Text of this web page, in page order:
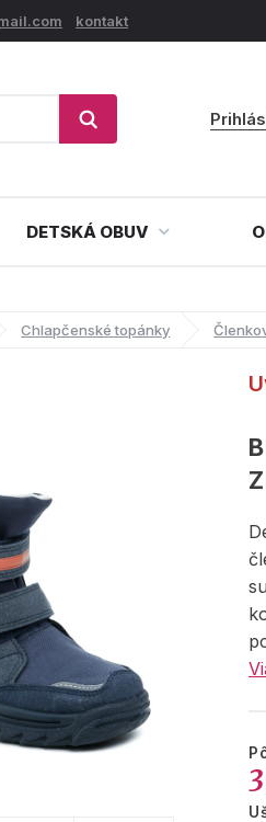
kontakt
DETSKÁ OBUV
Chlapčenské topánky